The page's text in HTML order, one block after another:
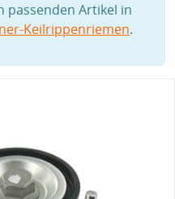
passenden Artikel in
Keilrippenriemen.